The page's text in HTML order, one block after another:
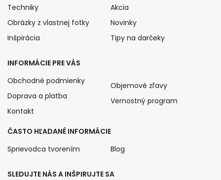
SLEDUJTE NÁS A INŠPIRUJTE SA
Techniky
Obrázky z vlastnej fotky
Inšpirácia
Akcia
Novinky
Tipy na darčeky
INFORMÁCIE PRE VÁS
Obchodné podmienky
Doprava a platba
Kontakt
Objemové zľavy
Vernostný program
ČASTO HĽADANÉ INFORMÁCIE
Sprievodca tvorením
Blog